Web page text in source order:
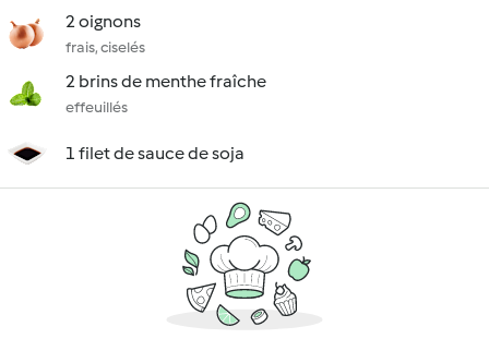
2 oignons
frais, ciselés
2 brins de menthe fraîche
effeuillés
1 filet de sauce de soja